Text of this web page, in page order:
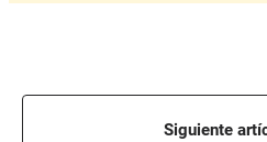
Siguiente